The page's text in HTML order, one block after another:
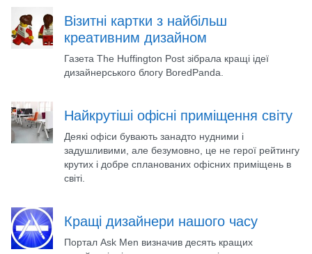
Візитні картки з найбільш
креативним дизайном
Газета The Huffington Post зібрала кращі ідеї
дизайнерського блогу BoredPanda.
Найкрутіші офісні приміщення світу
Деякі офіси бувають занадто нудними і
задушливими, але безумовно, це не герої рейтингу
крутих і добре спланованих офісних приміщень в
світі.
Кращі дизайнери нашого часу
Портал Ask Men визначив десять кращих